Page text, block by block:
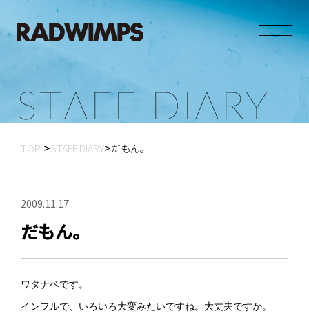
ST AFF D ARY
TOP STAFF DIARY だもん。
2009.11.17
だもん。
ワタナベです。
インフルで、いろいろ大変みたいですね。大丈夫ですか。